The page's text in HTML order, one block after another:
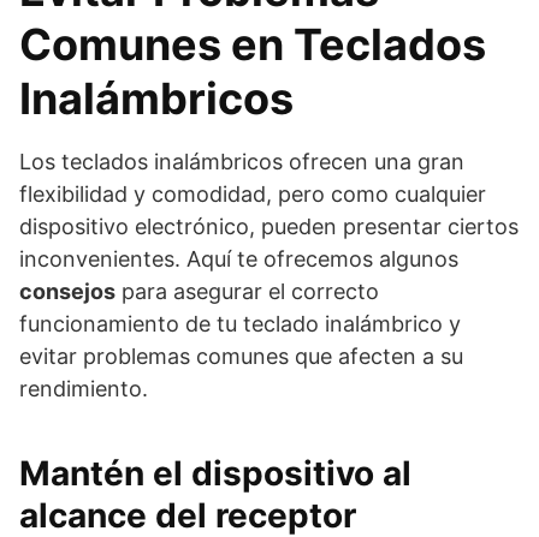
Comunes en Teclados
Inalámbricos
Los teclados inalámbricos ofrecen una gran
flexibilidad y comodidad, pero como cualquier
dispositivo electrónico, pueden presentar ciertos
inconvenientes. Aquí te ofrecemos algunos
consejos para asegurar el correcto
funcionamiento de tu teclado inalámbrico y
evitar problemas comunes que afecten a su
rendimiento.
Mantén el dispositivo al
alcance del receptor